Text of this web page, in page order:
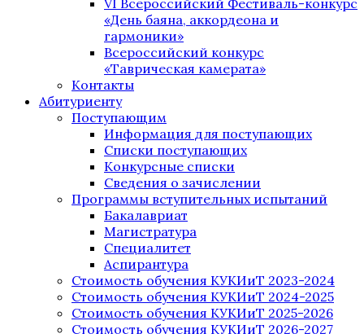
VI Всероссийский Фестиваль-конкурс
«День баяна, аккордеона и
гармоники»
Всероссийский конкурс
«Таврическая камерата»
Контакты
Абитуриенту
Поступающим
Информация для поступающих
Списки поступающих
Конкурсные списки
Сведения о зачислении
Программы вступительных испытаний
Бакалавриат
Магистратура
Специалитет
Аспирантура
Стоимость обучения КУКИиТ 2023-2024
Стоимость обучения КУКИиТ 2024-2025
Стоимость обучения КУКИиТ 2025-2026
Стоимость обучения КУКИиТ 2026-2027